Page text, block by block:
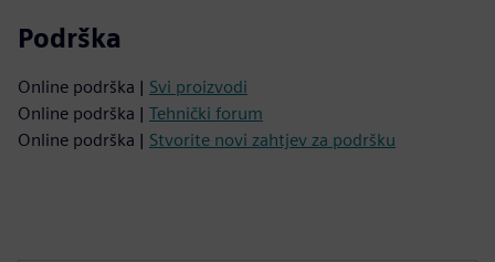
Podrška
Online podrška | Svi proizvodi
Online podrška | Tehnički forum
Online podrška | Stvorite novi zahtjev za podršku